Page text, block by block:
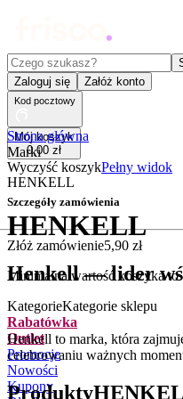
Czego szukasz?
Zaloguj się
Załóż konto
Kod pocztowy
Mój koszyk
0,00 zł
Wyczyść koszykPełny widok
Szczegóły zamówienia
Złóż zamówienie5,90 zł
Minimalna wartość koszyka to
KategorieKategorie sklepu
Rabatówka
Outlet
Promocje
Nowości
Kupony
Strona główna
Marki
HENKELL
HENKELL
Henkell — lider
Henkell to marka, która
celebrowaniu ważnych
Produkty